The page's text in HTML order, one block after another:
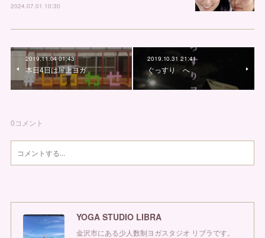
2024.07.01 10:30
2019.11.04 01:43
本日4日は屋上ヨガ
2019.10.31 21:41
ぐっすり へ
0コメント
YOGA STUDIO LIBRA
金沢市にある少人数制ヨガスタジオ リブラです。